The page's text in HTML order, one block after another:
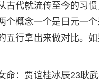
古代就流传至今的习
个概念一个是日元一
五行拿出来做对比。
命：贾谊桂冰辰23耿